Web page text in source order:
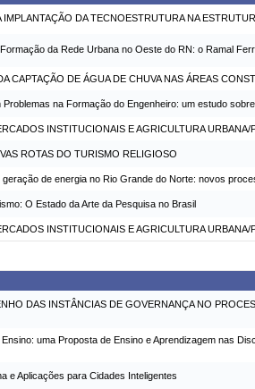
DA TECNOESTRUTURA NA
da Rede Urbana no Oeste do RN: o Ramal
CAPTAÇÃO DE ÁGUA DE CHUVA NAS ÁREAS
na Formação do Engenheiro: um estudo
INSTITUCIONAIS E AGRICULTURA URBANA/
ROTAS DO TURISMO RELIGIOSO
de energia no Rio Grande do Norte: novos
O Estado da Arte da Pesquisa no Brasil
INSTITUCIONAIS E AGRICULTURA
DAS INSTÂNCIAS DE GOVERNANÇA NO
uma Proposta de Ensino e Aprendizagem nas
e Aplicações para Cidades Inteligentes